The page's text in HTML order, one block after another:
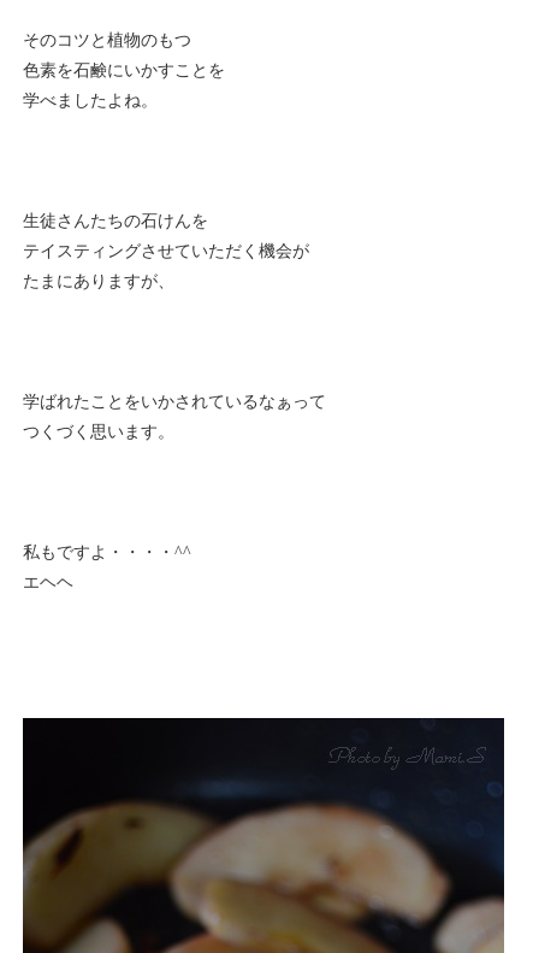
そのコツと植物のもつ
色素を石鹸にいかすことを
学べましたよね。
生徒さんたちの石けんを
テイスティングさせていただく機会が
たまにありますが、
学ばれたことをいかされているなぁって
つくづく思います。
私もですよ・・・・^^
エヘヘ